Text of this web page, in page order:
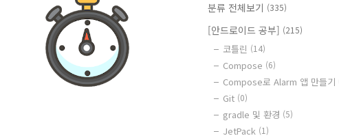
분류 전체보기 (335)
[안드로이드 공부] (215)
코틀린 (14)
Compose (6)
Compose로 Alarm 앱 만들기
Git (0)
gradle 및 환경 (5)
JetPack (1)